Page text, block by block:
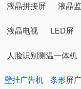
液晶拼接屏 液晶
液晶电视 LED屏
人脸识别测温一体机
壁挂广告机 条形屏